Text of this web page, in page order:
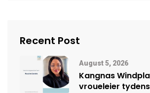
Recent Post
August 5, 2026
Kangnas
vroueleier tydens